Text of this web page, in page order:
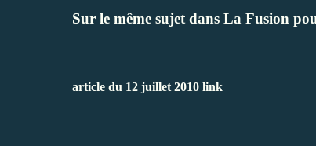
Sur le même sujet dans La Fusion
article du 12 juillet 2010 link